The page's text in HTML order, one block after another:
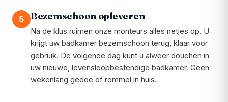
5 Bezemschoon opleveren
Na de klus ruimen onze monteurs alles netjes op. U
krijgt uw badkamer bezemschoon terug, klaar voor
gebruik. De volgende dag kunt u alweer douchen in
uw nieuwe, levensloopbestendige badkamer. Geen
wekenlang gedoe of rommel in huis.